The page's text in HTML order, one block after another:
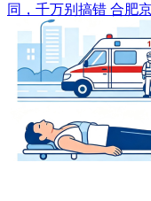
同，千万别搞错 合肥